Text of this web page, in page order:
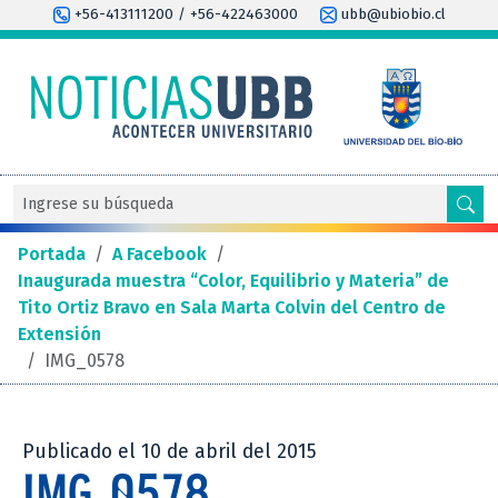
+56-413111200 / +56-422463000 ubb@ubiobio.cl
Portada / A Facebook /
Inaugurada muestra “Color, Equilibrio y Materia” de
Tito Ortiz Bravo en Sala Marta Colvin del Centro de
Extensión
/ IMG_0578
Publicado el 10 de abril del 2015